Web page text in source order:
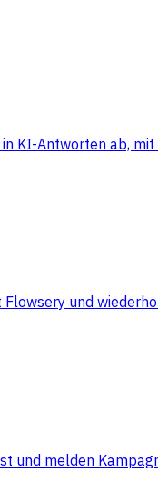
KI-Antworten ab,
und
und melden